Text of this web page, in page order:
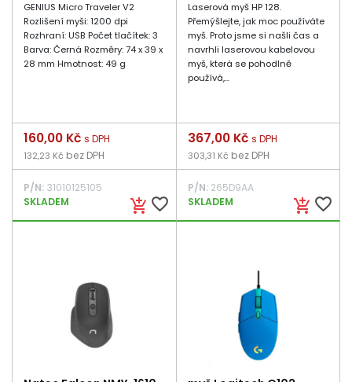
GENIUS Micro Traveler V2
Rozlišení myši: 1200 dpi
Rozhraní: USB Počet tlačítek: 3
Barva: Černá Rozměry: 74 x 39 x
28 mm Hmotnost: 49 g
add_shopping_cart favorite_border
Cena
160,00 Kč s DPH
132,23 Kč bez DPH
P/N: 31010125105
SKLADEM
Laserová myš HP 128.
Přemýšlejte, jak moc používáte
myš. Proto jsme si našli čas a
navrhli laserovou kabelovou
myš, která se pohodlně
používá,...
add_shopping_cart favorite_border
Cena
367,00 Kč s DPH
303,31 Kč bez DPH
P/N:265D9AA
SKLADEM